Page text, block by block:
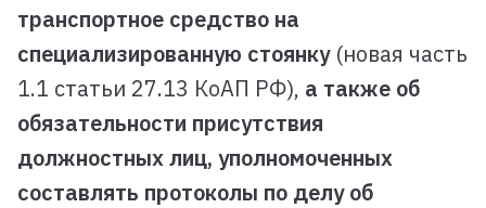
транспортное средство на
специализированную стоянку(новая часть
1.1 статьи 27.13 КоАП РФ), а также об
обязательности присутствия
должностных лиц, уполномоченных
составлять протоколы по делу об